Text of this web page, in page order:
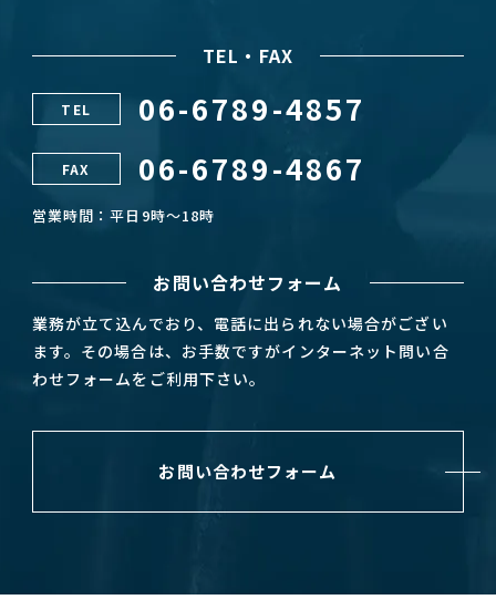
TEL・FAX
TEL 06-6789-4857
FAX 06-6789-4867
営業時間：平日9時～18時
お問い合わせフォーム
業務が立て込んでおり、電話に出られない場合がござい
ます。その場合は、お手数ですがインターネット問い合
わせフォームをご利用下さい。
お問い合わせフォーム